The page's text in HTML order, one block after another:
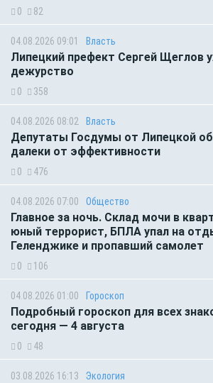
0 82
04.08.2026 09:01 Власть
Липецкий префект Сергей Щеглов
дежурство
0 358
04.08.2026 08:02 Власть
Депутаты Госдумы от Липецкой
далеки от эффективности
0 476
04.08.2026 07:00 Общество
Главное за ночь. Склад мочи в
юный террорист, БПЛА упал на
Геленджике и пропавший самолет
0 106
04.08.2026 01:00 Гороскоп
Подробный гороскоп для всех
сегодня — 4 августа
0 48
03.08.2026 16:13 Экология